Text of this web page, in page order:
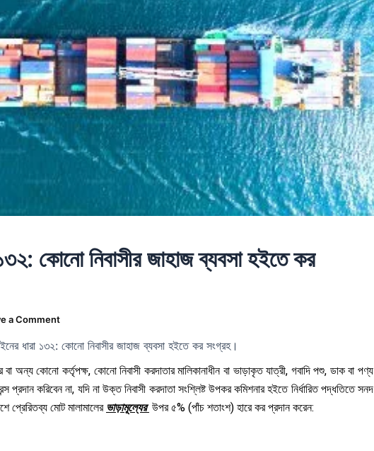
কোনো নিবাসীর জাহাজ ব্যবসা হইতে কর
a Comment
ধারা ১৩২: কোনো নিবাসীর জাহাজ ব্যবসা হইতে কর সংগ্রহ।
বা অন্য কোনো কর্তৃপক্ষ, কোনো নিবাসী করদাতার মালিকানাধীন বা ভাড়াকৃত যাত্রী, গবাদি পশু, ডাক বা পণ্য
প্রদান করিবেন না, যদি না উক্ত নিবাসী করদাতা সংশ্লিষ্ট উপকর কমিশনার হইতে নির্ধারিত পদ্ধতিতে সনদ
প্রেরিতব্য মোট মালামালের ভাড়ামূল্যের উপর ৫% (পাঁচ শতাংশ) হারে কর প্রদান করেন: